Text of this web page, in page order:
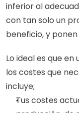
inferior al
con tan solo un
beneficio, y
Lo ideal es que
los costes que
incluye;
Tus costes